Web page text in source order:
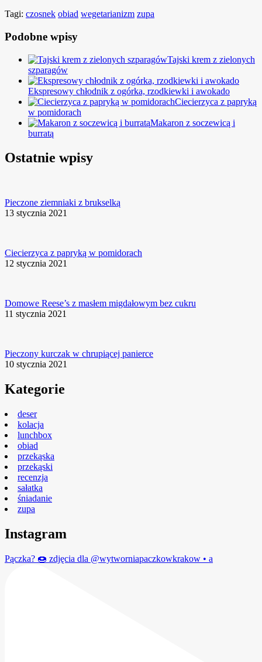
Tagi: czosnek obiad wegetarianizm zupa
Podobne wpisy
Tajski krem z zielonych
szparagów
Ekspresowy chłodnik z ogórka, rzodkiewki i awokado
Ciecierzyca z papryką
w pomidorach
Makaron z soczewicą i
burratą
Ostatnie wpisy
Pieczone ziemniaki z brukselką
13 stycznia 2021
Ciecierzyca z papryką w pomidorach
12 stycznia 2021
Domowe Reese’s z masłem migdałowym bez cukru
11 stycznia 2021
Pieczony kurczak w chrupiącej panierce
10 stycznia 2021
Kategorie
deser
kolacja
lunchbox
obiad
przekąska
przekąski
recenzja
sałatka
śniadanie
zupa
Instagram
Pączka? 🍩 zdjęcia dla @wytworniapaczkowkrakow • a